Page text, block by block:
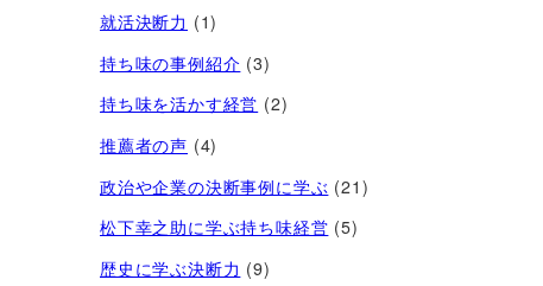
就活決断力 (1)
持ち味の事例紹介 (3)
持ち味を活かす経営​ (2)
推薦者の声 (4)
政治や企業の決断事例に学ぶ (21)
松下幸之助に学ぶ持ち味経営 (5)
歴史に学ぶ決断力 (9)